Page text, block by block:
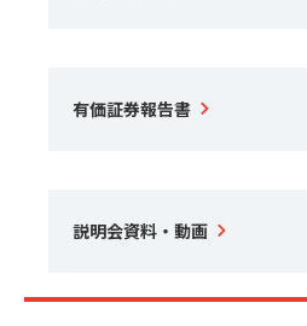
有価証券報告書
説明会資料・動画